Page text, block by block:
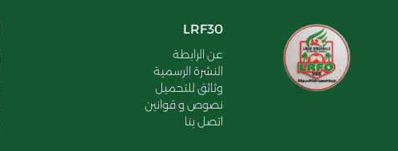
LRF30
عن الرابطة
النشرة الرسمية
وثائق للتحميل
نصوص و قوانين
اتصل بنا